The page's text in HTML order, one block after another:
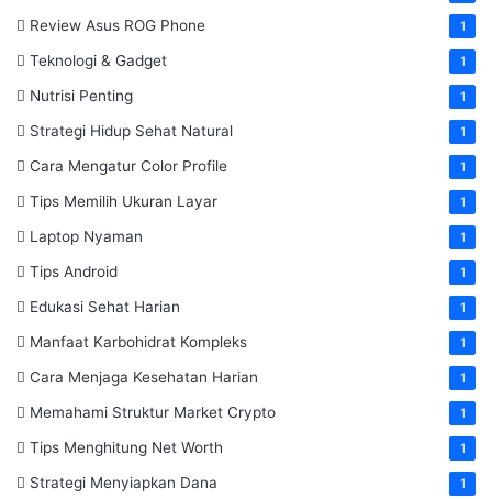
Review Asus ROG Phone 1
Teknologi & Gadget 1
Nutrisi Penting 1
Strategi Hidup Sehat Natural 1
Cara Mengatur Color Profile 1
Tips Memilih Ukuran Layar 1
Laptop Nyaman 1
Tips Android 1
Edukasi Sehat Harian 1
Manfaat Karbohidrat Kompleks 1
Cara Menjaga Kesehatan Harian 1
Memahami Struktur Market Crypto 1
Tips Menghitung Net Worth 1
Strategi Menyiapkan Dana 1